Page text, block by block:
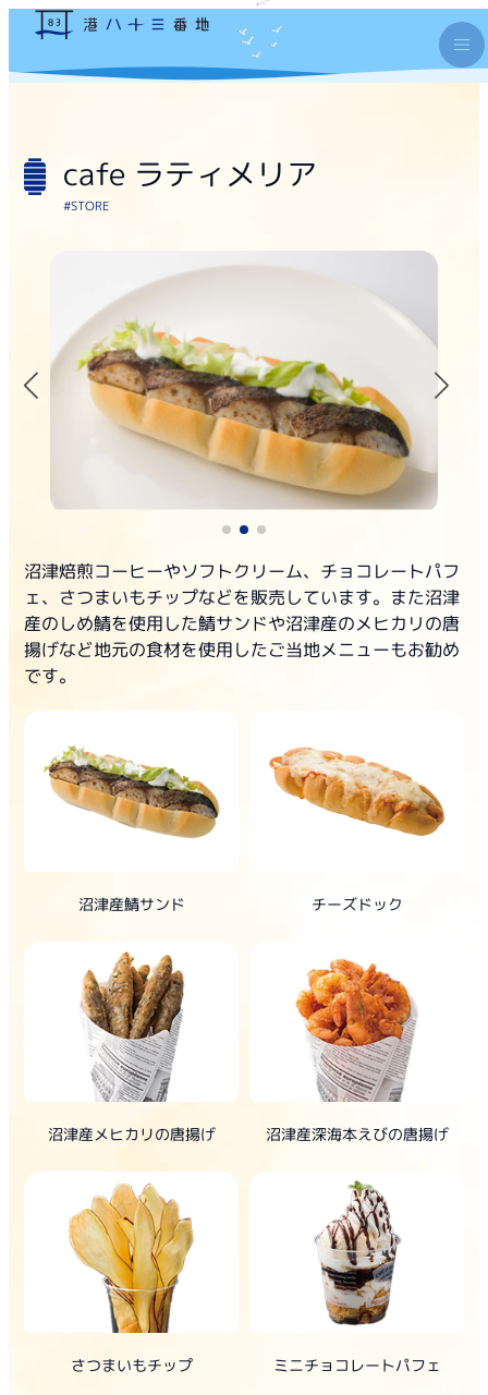
cafe ラティメリア
#STORE
沼津焙煎コーヒーやソフトクリーム、チョコレートパフ
ェ、さつまいもチップなどを販売しています。また沼津
産のしめ鯖を使用した鯖サンドや沼津産のメヒカリの唐
揚げなど地元の食材を使用したご当地メニューもお勧め
です。
沼津産鯖サンド チーズドック
沼津産メヒカリの唐揚げ 沼津産深海本えびの唐揚げ
さつまいもチップ ミニチョコレートパフェ